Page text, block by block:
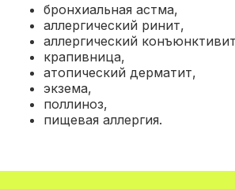
бронхиальная астма,
аллергический ринит,
аллергический конъюнктивит
крапивница,
атопический дерматит,
экзема,
поллиноз,
пищевая аллергия.